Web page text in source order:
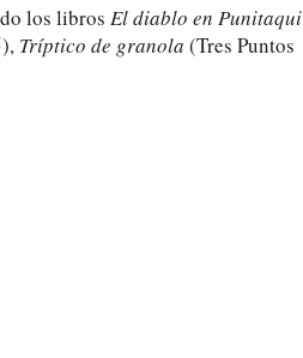
los libros El diablo en Punitaqui
Tríptico de granola (Tres Puntos